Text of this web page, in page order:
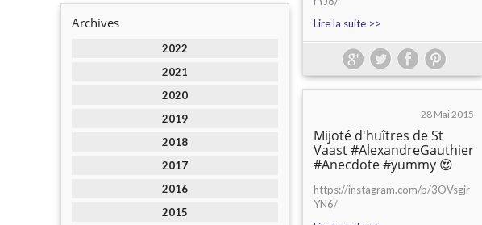
Archives
2022
2021
2020
2019
2018
2017
2016
2015
Lire la suite >>
28 Mai 2015
Mijoté d'huîtres de St
Vaast #AlexandreGauthier
#Anecdote #yummy 😍
https://instagram.com/p/3OVsgjr
YN6/